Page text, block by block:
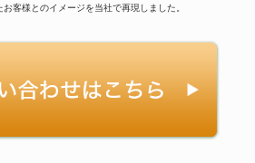
客様とのイメージを当社で再現しました。